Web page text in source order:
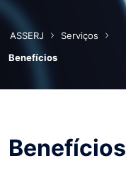
ASSERJ
Serviços
Benefícios
Benefícios